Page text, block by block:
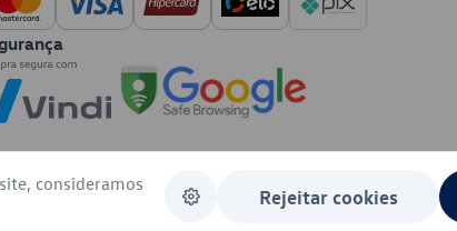
consideramos
Rejeitar cookies